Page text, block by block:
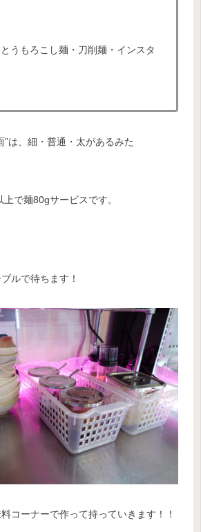
うもろこし麺・刀削麺・インスタ
”は、細・普通・太があるみた
で麺80gサービスです。
ルで待ちます！
コーナーで作って持っていきます！！